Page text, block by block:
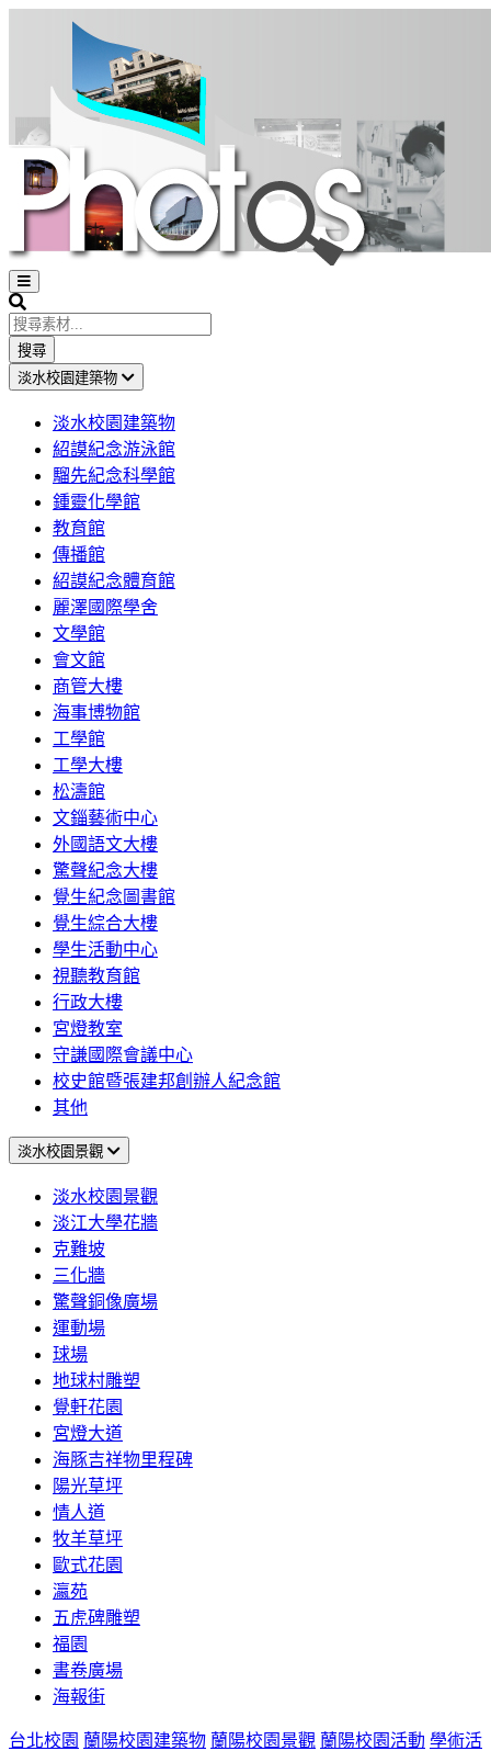
Open
sidebar
Search
搜尋
淡水校園建築物
淡水校園建築物
紹謨紀念游泳館
騮先紀念科學館
鍾靈化學館
教育館
傳播館
紹謨紀念體育館
麗澤國際學舍
文學館
會文館
商管大樓
海事博物館
工學館
工學大樓
松濤館
文錙藝術中心
外國語文大樓
驚聲紀念大樓
覺生紀念圖書館
覺生綜合大樓
學生活動中心
視聽教育館
行政大樓
宮燈教室
守謙國際會議中心
校史館暨張建邦創辦人紀念館
其他
淡水校園景觀
淡水校園景觀
淡江大學花牆
克難坡
三化牆
驚聲銅像廣場
運動場
球場
地球村雕塑
覺軒花園
宮燈大道
海豚吉祥物里程碑
陽光草坪
情人道
牧羊草坪
歐式花園
瀛苑
五虎碑雕塑
福園
書卷廣場
海報街
台北校園 蘭陽校園建築物 蘭陽校園景觀 蘭陽校園活動 學術活